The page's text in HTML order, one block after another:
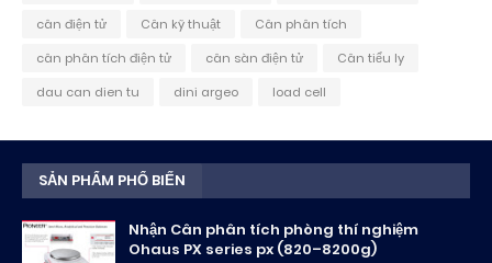
cân điện tử
Cân kỹ thuật
Cân phân tích
cân phân tích điện tử
cân sàn điện tử
Cân tiểu ly
dau can dien tu
dini argeo load cell
SẢN PHẨM PHỔ BIẾN
Nhận Cân phân tích phòng thí nghiệm
Ohaus PX series px (820–8200g)